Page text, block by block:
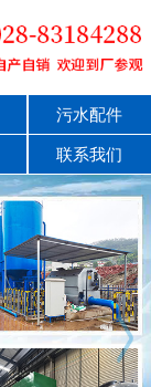
污水配件
联系我们